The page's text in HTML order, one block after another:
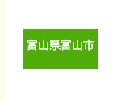
富山県富山市